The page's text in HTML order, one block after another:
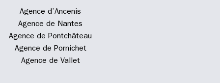
Agence d’Ancenis
Agence de Nantes
Agence de Pontchâteau
Agence de Pornichet
Agence de Vallet